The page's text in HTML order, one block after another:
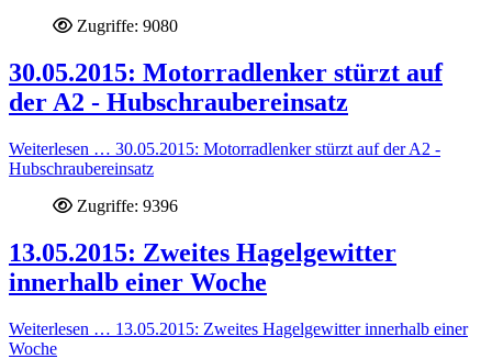
Zugriffe: 9080
30.05.2015: Motorradlenker stürzt auf
der A2 - Hubschraubereinsatz
Weiterlesen … 30.05.2015: Motorradlenker stürzt auf der A2 -
Hubschraubereinsatz
Zugriffe: 9396
13.05.2015: Zweites Hagelgewitter
innerhalb einer Woche
Weiterlesen … 13.05.2015: Zweites Hagelgewitter innerhalb einer
Woche